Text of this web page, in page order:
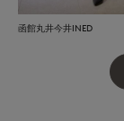
函館丸井今井INED